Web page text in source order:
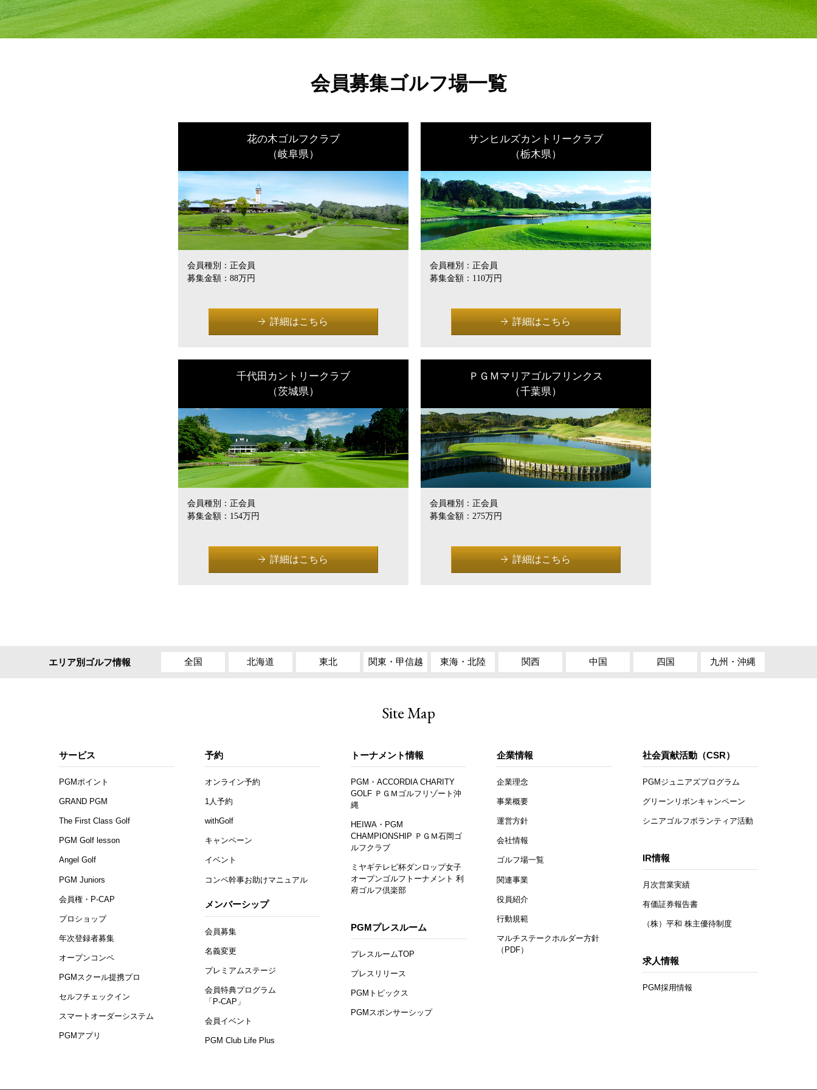
会員募集ゴルフ場一覧
花の木ゴルフクラブ
（岐阜県）
会員種別： 正会員
募集金額： 88万円
詳細はこちら
サンヒルズカントリークラブ
（栃木県）
会員種別： 正会員
募集金額： 110万円
詳細はこちら
千代田カントリークラブ
（茨城県）
会員種別： 正会員
募集金額： 154万円
詳細はこちら
ＰＧＭマリアゴルフリンクス
（千葉県）
会員種別： 正会員
募集金額： 275万円
詳細はこちら
エリア別ゴルフ情報 全国 北海道 東北 関東・甲信越 東海・北陸 関西 中国 四国 九州・沖縄
Site Map
サービス
PGMポイント
GRAND PGM
The First Class Golf
PGM Golf lesson
Angel Golf
PGM Juniors
会員権・P-CAP
プロショップ
年次登録者募集
オープンコンペ
PGMスクール提携プロ
セルフチェックイン
スマートオーダーシステム
PGMアプリ
予約
オンライン予約
1人予約
withGolf
キャンペーン
イベント
コンペ幹事お助けマニュアル
メンバーシップ
会員募集
名義変更
プレミアムステージ
会員特典プログラム
「P-CAP」
会員イベント
PGM Club Life Plus
トーナメント情報
PGM・ACCORDIA CHARITY
GOLF ＰＧＭゴルフリゾート沖
縄
HEIWA・PGM
CHAMPIONSHIP ＰＧＭ石岡ゴ
ルフクラブ
ミヤギテレビ杯ダンロップ女子
オープンゴルフトーナメント 利
府ゴルフ倶楽部
企業情報
企業理念
事業概要
運営方針
会社情報
ゴルフ場一覧
関連事業
役員紹介
行動規範
マルチステークホルダー方針
（PDF）
社会貢献活動（CSR）
PGMジュニアズプログラム
グリーンリボンキャンペーン
シニアゴルフボランティア活動
IR情報
月次営業実績
有価証券報告書
（株）平和 株主優待制度
PGMプレスルーム
プレスルームTOP
プレスリリース
PGMトピックス
PGMスポンサーシップ
求人情報
PGM採用情報